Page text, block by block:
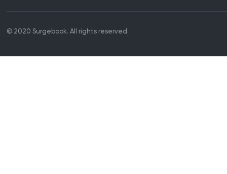
© 2020 Surgebook. All rights reserved.